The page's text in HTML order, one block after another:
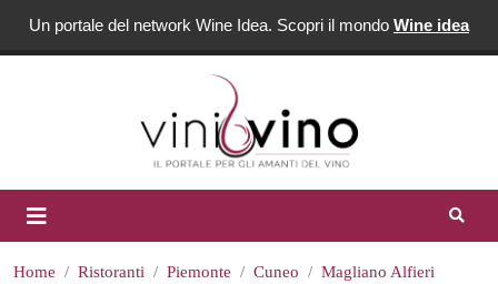
Un portale del network Wine Idea. Scopri il mondo Wine idea
Home Ristoranti Piemonte Cuneo
Magliano Alfieri